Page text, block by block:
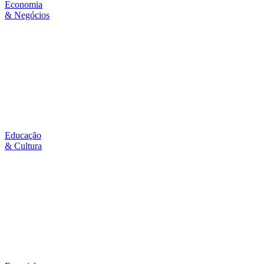
Economia
& Negócios
Educação
& Cultura